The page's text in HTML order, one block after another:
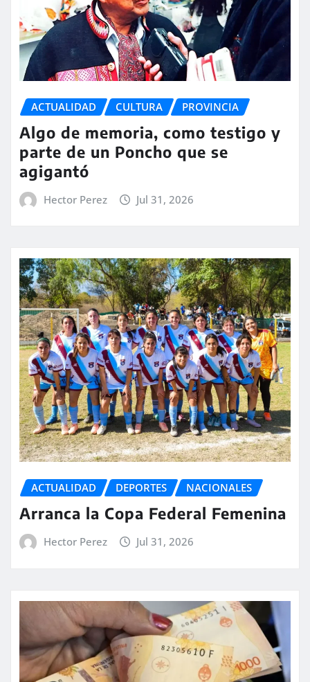
ACTUALIDAD CULTURA PROVINCIA
Algo de memoria, como testigo y
parte de un Poncho que se
agigantó
Hector Perez Jul 31, 2026
ACTUALIDAD DEPORTES NACIONALES
Arranca la Copa Federal Femenina
Hector Perez Jul 31, 2026